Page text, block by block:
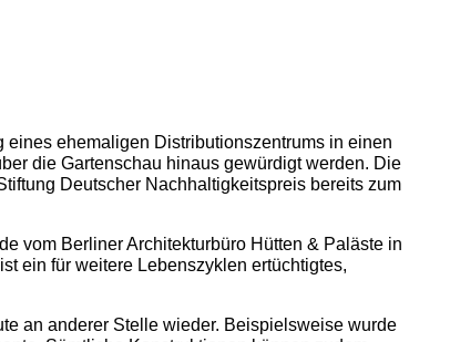
ehemaligen Distributionszentrums in einen
die Gartenschau hinaus gewürdigt werden. Die
Deutscher Nachhaltigkeitspreis bereits zum
vom Berliner Architekturbüro Hütten & Paläste in
ein für weitere Lebenszyklen ertüchtigtes,
an anderer Stelle wieder. Beispielsweise wurde